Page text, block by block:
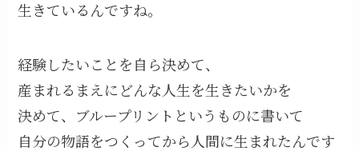
生きているんですね。
経験したいことを自ら決めて、
産まれるまえにどんな人生を生きたいかを
決めて、ブループリントというものに書いて
自分の物語をつくってから人間に生まれたんです